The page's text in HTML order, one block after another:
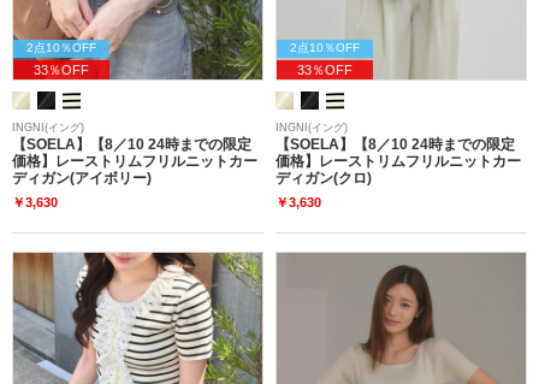
2点10％OFF
33％OFF
INGNI(イング)
【SOELA】【8／10 24時までの限定
価格】レーストリムフリルニットカー
ディガン(アイボリー)
￥3,630
2点10％OFF
33％OFF
INGNI(イング)
【SOELA】【8／10 24時までの限定
価格】レーストリムフリルニットカー
ディガン(クロ)
￥3,630